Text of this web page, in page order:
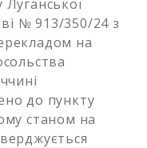
№ 913/350/24 з
на
до пункту
станом на